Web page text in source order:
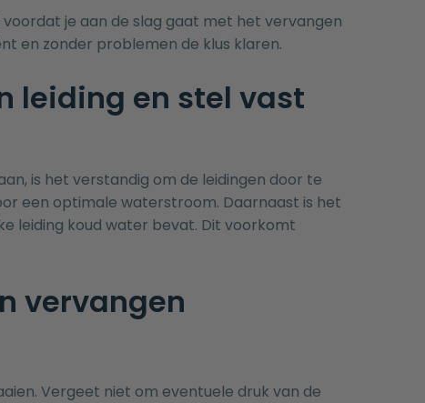
je aan de slag gaat met het vervangen
en zonder problemen de klus klaren.
leiding en stel vast
is het verstandig om de leidingen door te
een optimale waterstroom. Daarnaast is het
leiding koud water bevat. Dit voorkomt
vervangen
Vergeet niet om eventuele druk van de